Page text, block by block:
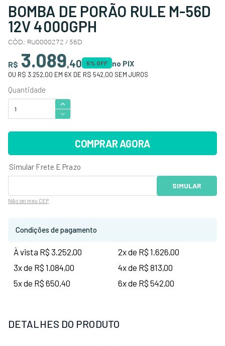
BOMBA DE PORÃO RULE M-56D
12V 4000GPH
CÓD.: RU0000272 / 56D
R$ 3.089,40 5% OFF no PIX
OU R$ 3.252,00 EM 6X DE R$ 542,00 SEM JUROS
COMPRAR AGORA
Não sei meu CEP
Condições de pagamento
À vista R$ 3.252,00
2x de R$ 1.626,00
3x de R$ 1.084,00
4x de R$ 813,00
5x de R$ 650,40
6x de R$ 542,00
DETALHES DO PRODUTO